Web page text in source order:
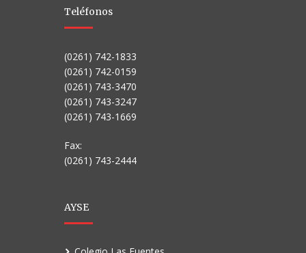
Teléfonos
(0261) 742-1833
(0261) 742-0159
(0261) 743-3470
(0261) 743-3247
(0261) 743-1669
Fax:
(0261) 743-2444
AYSE